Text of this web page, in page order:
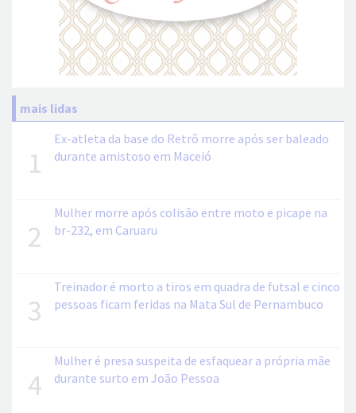
mais lidas
1
Ex-atleta da base do Retrô morre após ser baleado
durante amistoso em Maceió
2
Mulher morre após colisão entre moto e picape na
br-232, em Caruaru
3
Treinador é morto a tiros em quadra de futsal e cinco
pessoas ficam feridas na Mata Sul de Pernambuco
4
Mulher é presa suspeita de esfaquear a própria mãe
durante surto em João Pessoa